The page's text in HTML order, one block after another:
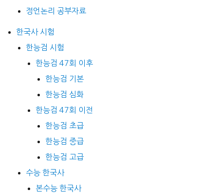
정언논리 공부자료
한국사 시험
한능검 시험
한능검 47회 이후
한능검 기본
한능검 심화
한능검 47회 이전
한능검 초급
한능검 중급
한능검 고급
수능 한국사
본수능 한국사